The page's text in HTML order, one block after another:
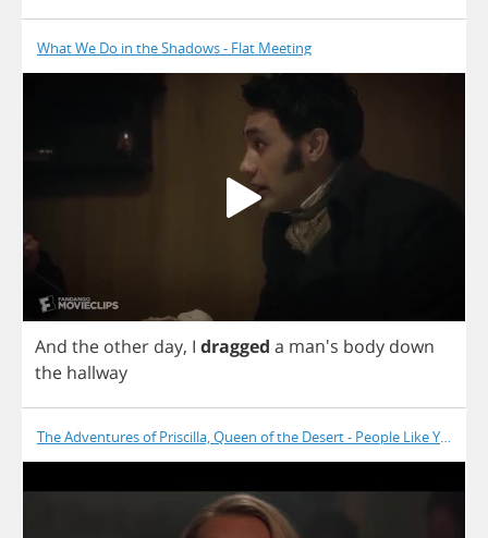
What We Do in the Shadows - Flat Meeting
And the other day, I dragged a man's body down
the hallway
The Adventures of Priscilla, Queen of the Desert - People Like You